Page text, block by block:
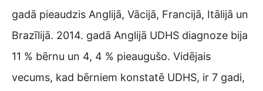
gadā pieaudzis Anglijā, Vācijā, Francijā, Itālijā un
Brazīlijā. 2014. gadā Anglijā UDHS diagnoze bija
11 % bērnu un 4, 4 % pieaugušo. Vidējais
vecums, kad bērniem konstatē UDHS, ir 7 gadi,